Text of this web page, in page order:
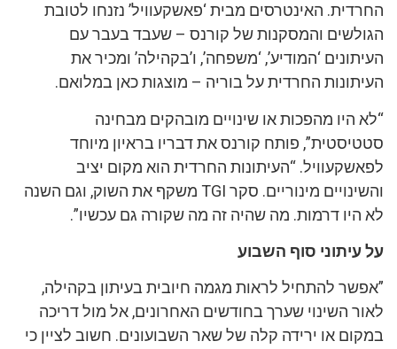
האינטרסים מבית ‘פאשקעוויל’ נזנחו לטובת
והמסקנות של קורנס – שעבד בעבר עם
‘המודיע’, ‘משפחה’, ו’בקהילה’ ומכיר את
החרדית על בוריה – מוצגות כאן במלואם.
מהפכות או שינויים מובהקים מבחינה
פותח קורנס את דבריו בראיון מיוחד
“העיתונות החרדית הוא מקום יציב
והשינויים מינוריים. סקר TGI משקף את השוק, וגם השנה
דרמות. מה שהיה זה מה שקורה גם עכשיו”.
סוף השבוע
להתחיל לראות מגמה חיובית בעיתון בקהילה,
השינוי שערך בחודשים האחרונים, אל מול דריכה
או ירידה קלה של שאר השבועונים. חשוב לציין כי